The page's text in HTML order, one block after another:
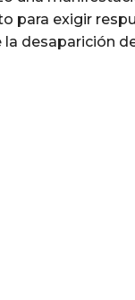
para exigir
desaparición